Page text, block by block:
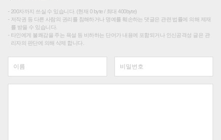
200자까지 쓰실 수 있습니다. (현재 0 byte / 최대 400byte)
저작권 등 다른 사람의 권리를 침해하거나 명예를 훼손하는 댓글은 관련 법률에 의해 제재
를 받을 수 있습니다.
타인에게 불쾌감을 주는 욕설 등 비하하는 단어가 내용에 포함되거나 인신공격성 글은 관
리자의 판단에 의해 삭제 합니다.